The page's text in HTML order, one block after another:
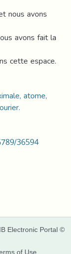
nous avons
avons fait la
cette espace.
atome,
36594
Electronic Portal ©
of Use